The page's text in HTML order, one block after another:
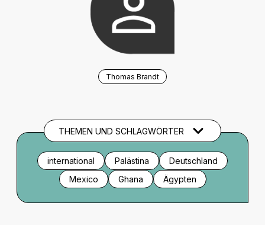
THEMEN UND SCHLAGWÖRTER
international Palästina
Deutschland
Mexico
Ghana Ägypten
Thomas Brandt